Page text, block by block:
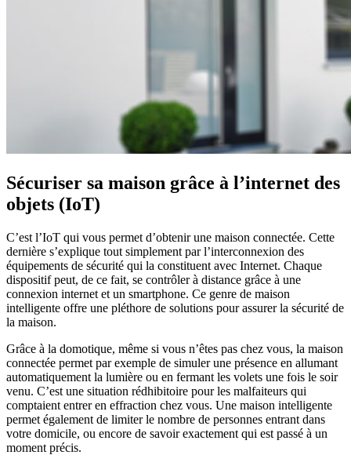
Sécuriser sa maison grâce à l’internet des
objets (IoT)
C’est l’IoT qui vous permet d’obtenir une maison connectée. Cette
dernière s’explique tout simplement par l’interconnexion des
équipements de sécurité qui la constituent avec Internet. Chaque
dispositif peut, de ce fait, se contrôler à distance grâce à une
connexion internet et un smartphone. Ce genre de maison
intelligente offre une pléthore de solutions pour assurer la sécurité de
la maison.
Grâce à la domotique, même si vous n’êtes pas chez vous, la maison
connectée permet par exemple de simuler une présence en allumant
automatiquement la lumière ou en fermant les volets une fois le soir
venu. C’est une situation rédhibitoire pour les malfaiteurs qui
comptaient entrer en effraction chez vous. Une maison intelligente
permet également de limiter le nombre de personnes entrant dans
votre domicile, ou encore de savoir exactement qui est passé à un
moment précis.